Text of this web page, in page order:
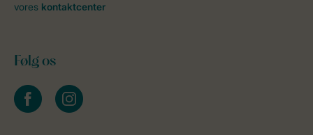
vores kontaktcenter
Følg os
facebookinstagram